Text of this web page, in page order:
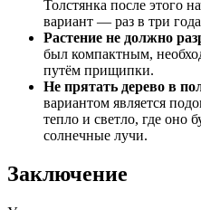
Толстянка после этого
вариант — раз в три
Растение не должно
был компактным,
путём прищипки.
Не прятать дерево в
вариантом является
тепло и светло, где оно
солнечные лучи.
Заключение